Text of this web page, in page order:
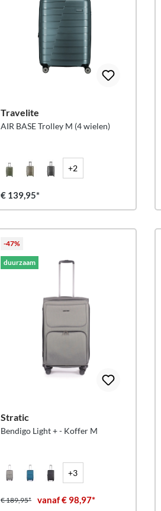
Travelite
AIR BASE Trolley M (4 wielen)
+2
€ 139,95*
-47%
duurzaam
Stratic
Bendigo Light + - Koffer M
+3
€ 189,95* vanaf € 98,97*